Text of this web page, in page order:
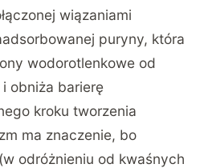
wiązaniami
puryny, która
wodorotlenkowe od
obniża barierę
kroku tworzenia
ma znaczenie, bo
odróżnieniu od kwaśnych